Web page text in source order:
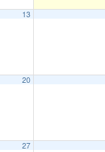
13
20
27